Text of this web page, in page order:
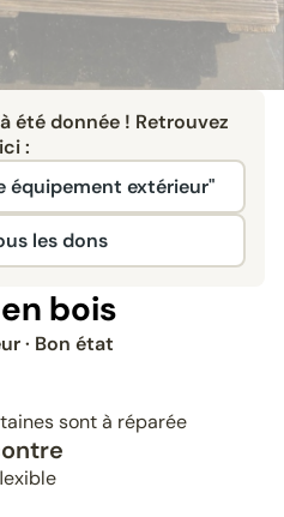
été donnée ! Retrouvez
:
équipement extérieur"
les dons
bois
· Bon état
sont à réparée